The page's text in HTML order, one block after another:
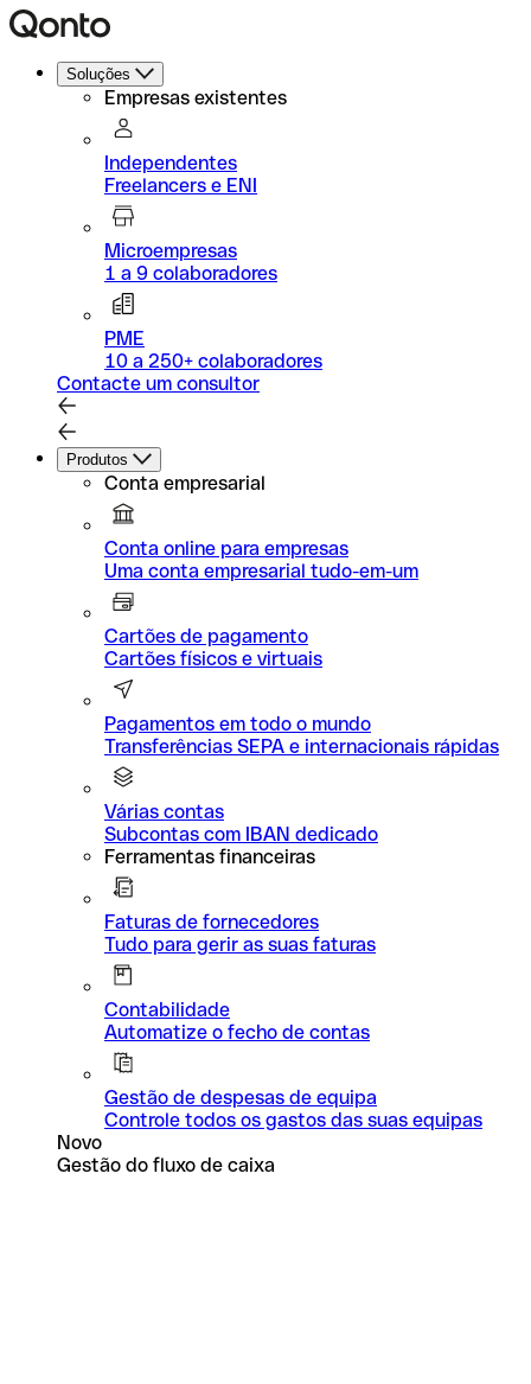
Soluções
Empresas existentes
Independentes
Freelancers e ENI
Microempresas
1 a 9 colaboradores
PME
10 a 250+ colaboradores
Contacte um consultor
Produtos
Conta empresarial
Conta online para empresas
Uma conta empresarial tudo-em-um
Cartões de pagamento
Cartões físicos e virtuais
Pagamentos em todo o mundo
Transferências SEPA e internacionais rápidas
Várias contas
Subcontas com IBAN dedicado
Ferramentas financeiras
Faturas de fornecedores
Tudo para gerir as suas faturas
Contabilidade
Automatize o fecho de contas
Gestão de despesas de equipa
Controle todos os gastos das suas equipas
Novo
Gestão do fluxo de caixa